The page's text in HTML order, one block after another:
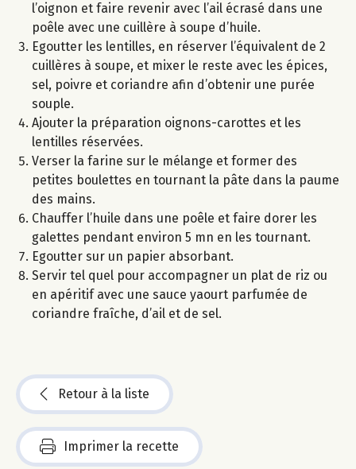
l’oignon et faire revenir avec l’ail écrasé dans une
poêle avec une cuillère à soupe d’huile.
Egoutter les lentilles, en réserver l’équivalent de 2
cuillères à soupe, et mixer le reste avec les épices,
sel, poivre et coriandre afin d’obtenir une purée
souple.
Ajouter la préparation oignons-carottes et les
lentilles réservées.
Verser la farine sur le mélange et former des
petites boulettes en tournant la pâte dans la paume
des mains.
Chauffer l’huile dans une poêle et faire dorer les
galettes pendant environ 5 mn en les tournant.
Egoutter sur un papier absorbant.
Servir tel quel pour accompagner un plat de riz ou
en apéritif avec une sauce yaourt parfumée de
coriandre fraîche, d’ail et de sel.
Retour à la liste
Imprimer la recette